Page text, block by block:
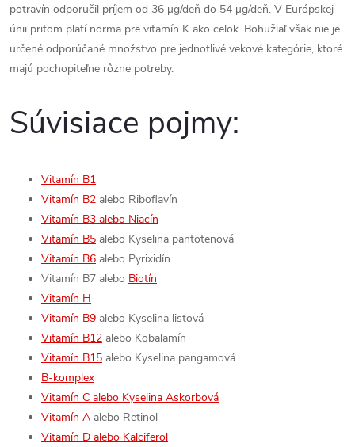
potravín odporučil príjem od 36 µg/deň do 54 µg/deň. V Európskej
únii pritom platí norma pre vitamín K ako celok. Bohužiaľ však nie je
určené odporúčané množstvo pre jednotlivé vekové kategórie, ktoré
majú pochopiteľne rôzne potreby.
Súvisiace pojmy:
Vitamín B1
Vitamín B2 alebo Riboflavín
Vitamín B3 alebo Niacín
Vitamín B5 alebo Kyselina pantotenová
Vitamín B6 alebo Pyrixidín
Vitamín B7 alebo Biotín
Vitamín H
Vitamín B9 alebo Kyselina listová
Vitamín B12 alebo Kobalamín
Vitamín B15 alebo Kyselina pangamová
B-komplex
Vitamín C alebo Kyselina Askorbová
Vitamín A alebo Retinol
Vitamín D alebo Kalciferol